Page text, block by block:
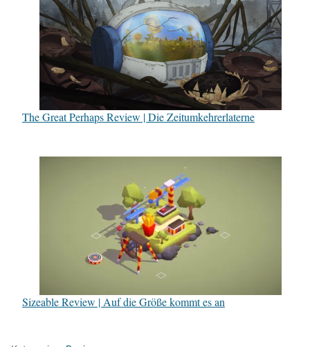
The Great Perhaps Review | Die Zeitumkehrerlaterne
Sizeable Review | Auf die Größe kommt es an